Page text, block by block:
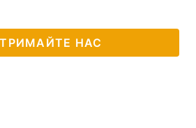
НАС